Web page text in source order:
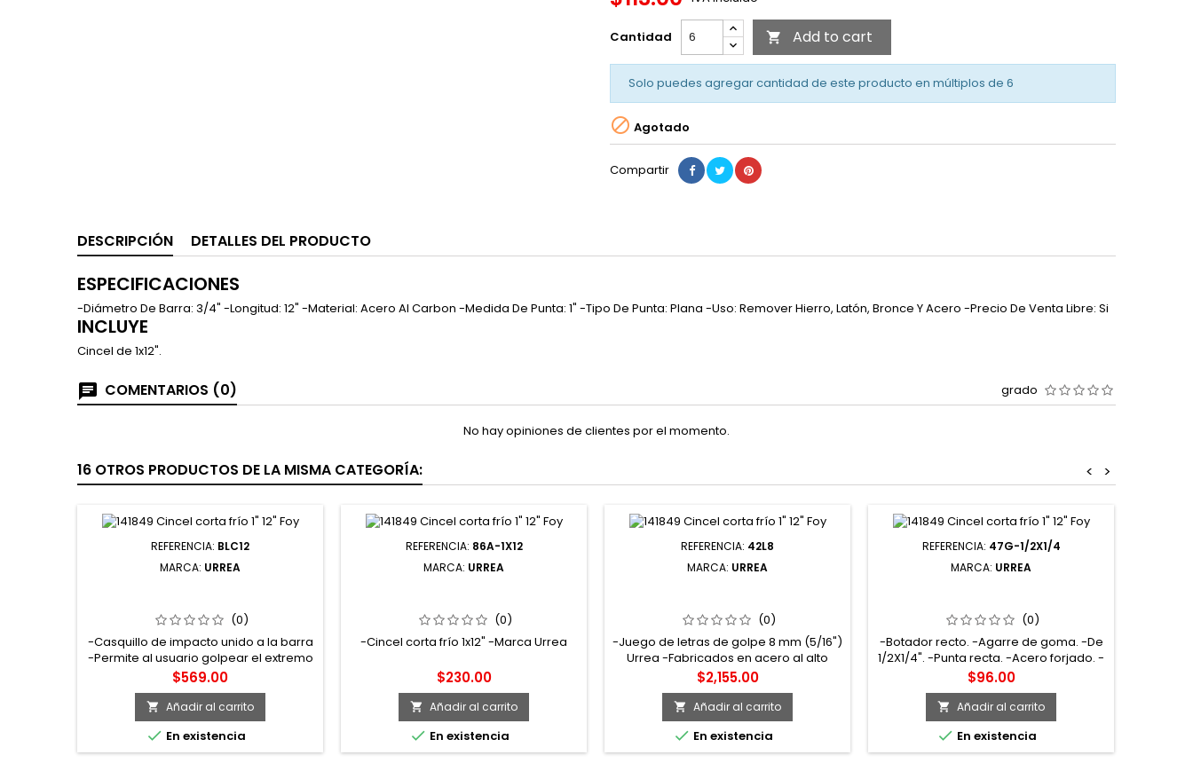
Cantidad  Add to cart
Solo puedes agregar cantidad de este producto en múltiplos de 6
 Agotado
Compartir
DESCRIPCIÓN DETALLES DEL PRODUCTO
ESPECIFICACIONES
-Diámetro De Barra: 3/4" -Longitud: 12" -Material: Acero Al Carbon -Medida De Punta: 1" -Tipo De Punta: Plana -Uso: Remover Hierro, Latón, Bronce Y Acero -Precio De Venta Libre: Si
INCLUYE
Cincel de 1x12".
COMENTARIOS (0) grado
No hay opiniones de clientes por el momento.
16 OTROS PRODUCTOS DE LA MISMA CATEGORÍA: >
<
REFERENCIA: BLC12
MARCA: URREA
CASQUILLO DE IMPACTO 12" 3/8"
URREA
(0)
-Casquillo de impacto unido a la barra
-Permite al usuario golpear el extremo
sin dañar el mango -Ideal para
levantar y mover objetos pesados en
tareas de mantenimiento, cambios de
herramientas o reubicación de
maquinaria
Precio
$569.00
 Añadir al carrito
 En existencia
REFERENCIA: 86A-1X12
MARCA: URREA
(0)
-Cincel corta frío 1x12" -Marca Urrea
Precio
$230.00
 Añadir al carrito
 En existencia
REFERENCIA: 42L8
MARCA: URREA
URREA
(0)
-Juego de letras de golpe 8 mm (5/16")
Urrea -Fabricados en acero al alto
carbono con tratamiento térmico por
inducción en punta, que les brinda alta
resistencia al impacto y a la
deformación -Zona de golpe con
chaflán para reducir el riesgo de
desprender esquirlas -Marca Urrea
Precio
$2,155.00
 Añadir al carrito
 En existencia
REFERENCIA: 47G-1/2X1/4
MARCA: URREA
(0)
-Botador recto. -Agarre de goma. -De
1/2X1/4". -Punta recta. -Acero forjado. -
Los pasadores de deriva se utilizan
para instalar o quitar bujes de guía,
pasadores y guías centrales.
Precio
$96.00
 Añadir al carrito
 En existencia